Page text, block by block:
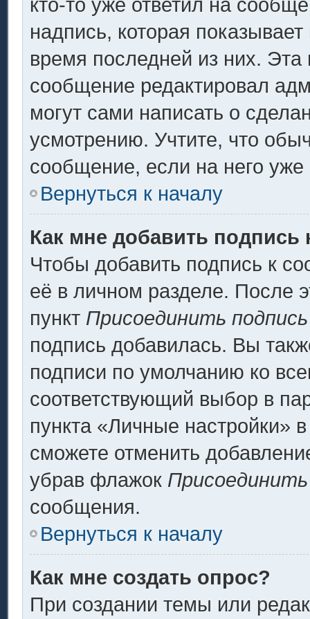
надпись, которая
время последней из них.
сообщение редактировал
могут сами написать о
усмотрению. Учтите, что
сообщение, если на него уже
Вернуться к началу
Как мне добавить
Чтобы добавить подпись к
её в личном разделе. После
пункт Присоединить подпись
подпись добавилась. Вы
подписи по умолчанию ко
соответствующий выбор в
пункта «Личные настройки»
сможете отменить
убрав флажок
сообщения.
Вернуться к началу
Как мне создать опрос?
При создании темы или